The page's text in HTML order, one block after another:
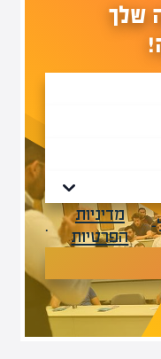
שלך
מדיניות
הפרטיות
.